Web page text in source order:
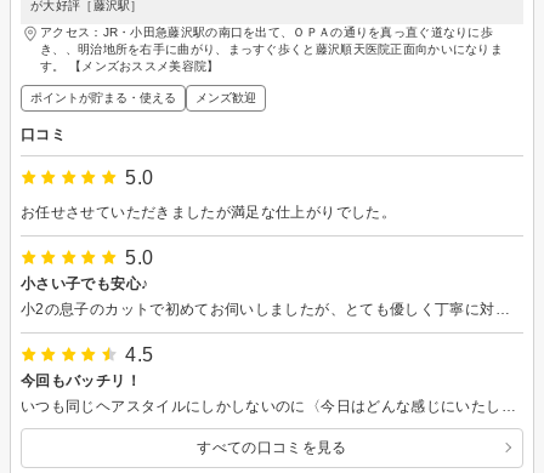
が大好評［藤沢駅］
アクセス：JR・小田急藤沢駅の南口を出て、ＯＰＡの通りを真っ直ぐ道なりに歩
き、、明治地所を右手に曲がり、まっすぐ歩くと藤沢順天医院正面向かいになりま
す。 【メンズおススメ美容院】
ポイントが貯まる・使える メンズ歓迎
口コミ
5.0
お任せさせていただきましたが満足な仕上がりでした。
5.0
小さい子でも安心♪
4.5
今回もバッチリ！
すべての口コミを見る